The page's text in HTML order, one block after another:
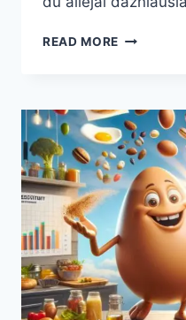
READ MORE SĖKLŲ
KENKIA
ŠIRDŽIAI
IR
KOKIUS
RINKTIS
KASDIENAI